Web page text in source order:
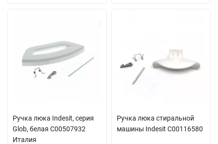
Ручка люка Indesit, серия
Glob, белая C00507932
Италия
Ручка люка стиральной
машины Indesit C00116580